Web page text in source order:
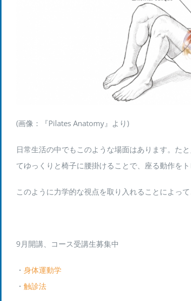
(画像：『Pilates Anatomy』より)
日常生活の中でもこのような場面はあります。た
てゆっくりと椅子に腰掛けることで、座る動作を
このように力学的な視点を取り入れることによっ
9月開講、コース受講生募集中
・ 身体運動学
・ 触診法